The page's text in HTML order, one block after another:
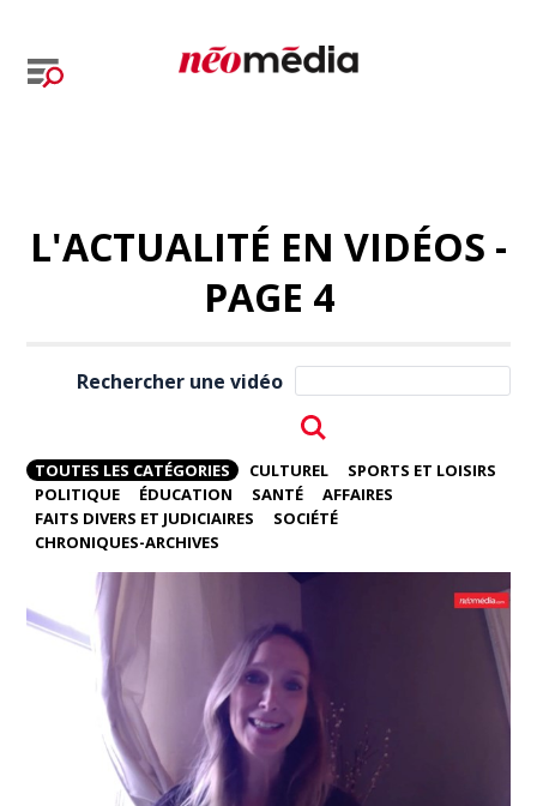
L'ACTUALITÉ EN VIDÉOS -
PAGE 4
Rechercher une vidéo
TOUTES LES CATÉGORIES CULTUREL
SPORTS ET LOISIRS
POLITIQUE
ÉDUCATION SANTÉ
AFFAIRES
FAITS DIVERS ET JUDICIAIRES
SOCIÉTÉ
CHRONIQUES-ARCHIVES